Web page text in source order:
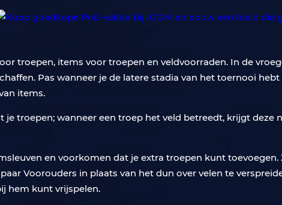
troepen, items voor troepen en veldvoorraden. In de
Pas wanneer je de latere stadia van het toernooi
items.
je troepen; wanneer een troep het veld betreedt, krijgt
en voorkomen dat je extra troepen kunt
Voorouders in plaats van het dun over velen te
hem kunt vrijspelen.